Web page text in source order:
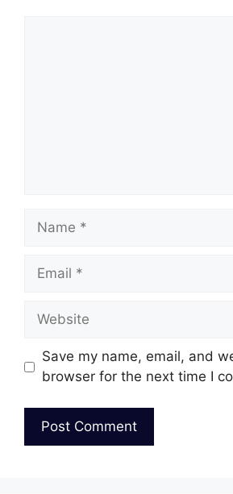
Name
Email
Website
Save my name, email, and
browser for the next time I